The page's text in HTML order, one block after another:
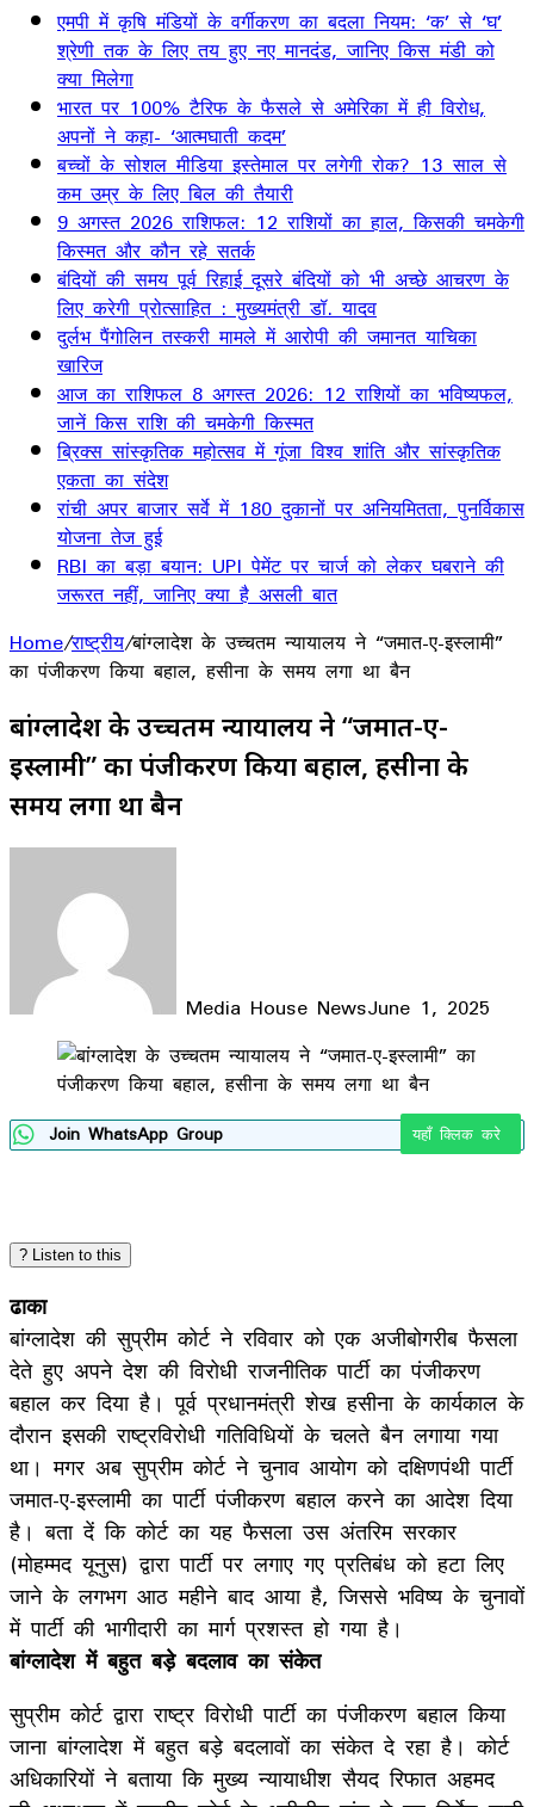
एमपी में कृषि मंडियों के वर्गीकरण का बदला नियम: ‘क’ से ‘घ’
श्रेणी तक के लिए तय हुए नए मानदंड, जानिए किस मंडी को
क्या मिलेगा
भारत पर 100% टैरिफ के फैसले से अमेरिका में ही विरोध,
अपनों ने कहा- ‘आत्मघाती कदम’
बच्चों के सोशल मीडिया इस्तेमाल पर लगेगी रोक? 13 साल से
कम उम्र के लिए बिल की तैयारी
9 अगस्त 2026 राशिफल: 12 राशियों का हाल, किसकी चमकेगी
किस्मत और कौन रहे सतर्क
बंदियों की समय पूर्व रिहाई दूसरे बंदियों को भी अच्छे आचरण के
लिए करेगी प्रोत्साहित : मुख्यमंत्री डॉ. यादव
दुर्लभ पैंगोलिन तस्करी मामले में आरोपी की जमानत याचिका
खारिज
आज का राशिफल 8 अगस्त 2026: 12 राशियों का भविष्यफल,
जानें किस राशि की चमकेगी किस्मत
ब्रिक्स सांस्कृतिक महोत्सव में गूंजा विश्व शांति और सांस्कृतिक
एकता का संदेश
रांची अपर बाजार सर्वे में 180 दुकानों पर अनियमितता, पुनर्विकास
योजना तेज हुई
RBI का बड़ा बयान: UPI पेमेंट पर चार्ज को लेकर घबराने की
जरूरत नहीं, जानिए क्या है असली बात
Home/राष्ट्रीय/बांग्लादेश के उच्चतम न्यायालय ने “जमात-ए-इस्लामी”
का पंजीकरण किया बहाल, हसीना के समय लगा था बैन
बांग्लादेश के उच्चतम न्यायालय ने “जमात-ए-
इस्लामी” का पंजीकरण किया बहाल, हसीना के
समय लगा था बैन
Media House NewsJune 1, 2025
Facebook
LinkedIn
WhatsApp
Telegram
Join WhatsApp Group यहाँ क्लिक करे
? Listen to this
ढाका
बांग्लादेश की सुप्रीम कोर्ट ने रविवार को एक अजीबोगरीब फैसला
देते हुए अपने देश की विरोधी राजनीतिक पार्टी का पंजीकरण
बहाल कर दिया है। पूर्व प्रधानमंत्री शेख हसीना के कार्यकाल के
दौरान इसकी राष्ट्रविरोधी गतिविधियों के चलते बैन लगाया गया
था। मगर अब सुप्रीम कोर्ट ने चुनाव आयोग को दक्षिणपंथी पार्टी
जमात-ए-इस्लामी का पार्टी पंजीकरण बहाल करने का आदेश दिया
है। बता दें कि कोर्ट का यह फैसला उस अंतरिम सरकार
(मोहम्मद यूनुस) द्वारा पार्टी पर लगाए गए प्रतिबंध को हटा लिए
जाने के लगभग आठ महीने बाद आया है, जिससे भविष्य के चुनावों
में पार्टी की भागीदारी का मार्ग प्रशस्त हो गया है।
बांग्लादेश में बहुत बड़े बदलाव का संकेत
सुप्रीम कोर्ट द्वारा राष्ट्र विरोधी पार्टी का पंजीकरण बहाल किया
जाना बांग्लादेश में बहुत बड़े बदलावों का संकेत दे रहा है। कोर्ट
अधिकारियों ने बताया कि मुख्य न्यायाधीश सैयद रिफात अहमद